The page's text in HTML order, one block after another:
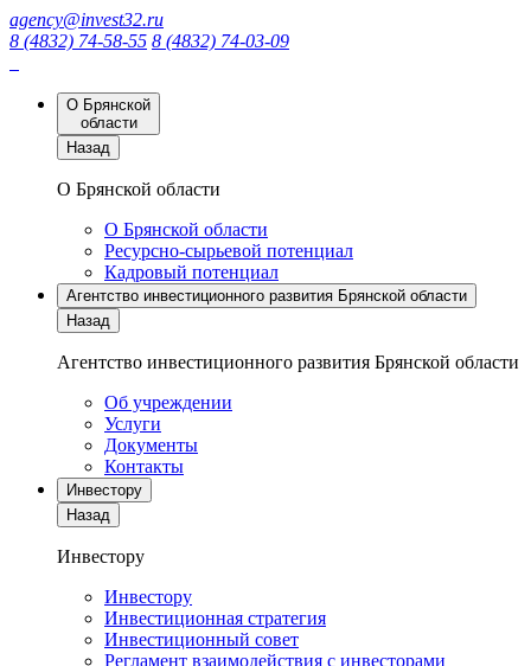
agency@invest32.ru
8 (4832) 74-58-55 8 (4832) 74-03-09
О Брянской
области
Назад
О Брянской области
О Брянской области
Ресурсно-сырьевой потенциал
Кадровый потенциал
Агентство инвестиционного развития Брянской области
Назад
Агентство инвестиционного развития Брянской области
Об учреждении
Услуги
Документы
Контакты
Инвестору
Назад
Инвестору
Инвестору
Инвестиционная стратегия
Инвестиционный совет
Регламент взаимодействия с инвесторами